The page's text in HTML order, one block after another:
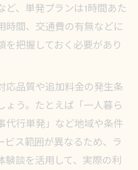
ど、単発プランは1時間あた
時間、交通費の有無などに
を把握しておく必要があり
応品質や追加料金の発生条
ょう。たとえば「一人暮ら
代行単発」など地域や条件
ビス範囲が異なるため、ラ
験談を活用して、実際の利